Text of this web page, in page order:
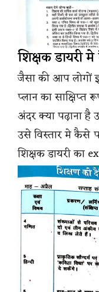
शिक्षक डायरी
जैसा की आप लोगों
प्लान का
अंदर क्या पढ़ाना
उसे विस्तार मे कैसे
शिक्षक डायरी का